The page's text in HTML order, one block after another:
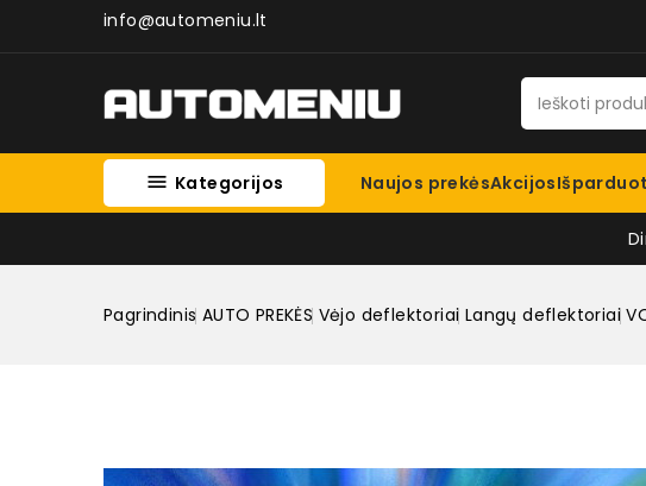
info@automeniu.lt
 Kategorijos Naujos prekėsAkcijos
Pagrindinis AUTO PREKĖS Vėjo deflektoriai Langų deflektoriai